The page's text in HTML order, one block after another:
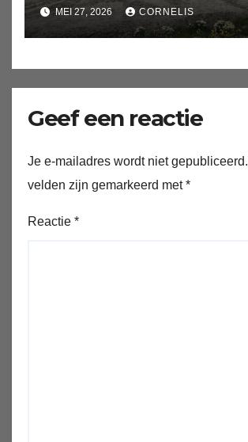
MEI 27, 2026 CORNELIS
Geef een reactie
Je e-mailadres wordt niet gepubliceerd.
velden zijn gemarkeerd met*
Reactie *